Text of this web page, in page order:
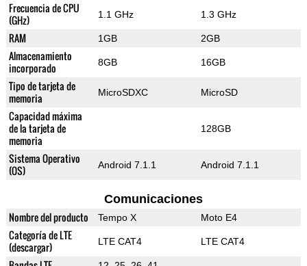
Frecuencia de CPU
(GHz)
1.1 GHz 1.3 GHz
RAM 1GB 2GB
Almacenamiento
incorporado
8GB 16GB
Tipo de tarjeta de
memoria
MicroSDXC MicroSD
Capacidad máxima
de la tarjeta de
memoria
128GB
Sistema Operativo
(OS)
Android 7.1.1 Android 7.1.1
Comunicaciones
Nombre del producto Tempo X Moto E4
Categoría de LTE
(descargar)
LTE CAT4 LTE CAT4